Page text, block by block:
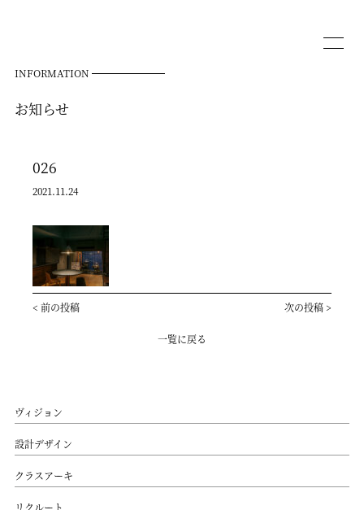
INFORMATION
お知らせ
026
2021.11.24
< 前の投稿 次の投稿 >
一覧に戻る
ヴィジョン
設計デザイン
クラスアーキ
リクルート